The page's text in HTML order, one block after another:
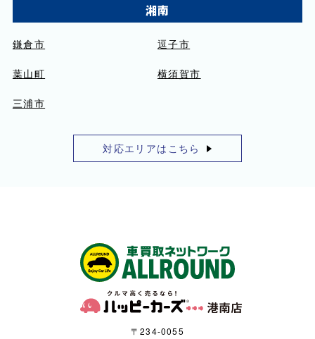
湘南
鎌倉市 逗子市
葉山町 横須賀市
三浦市
対応エリアはこちら
〒234-0055